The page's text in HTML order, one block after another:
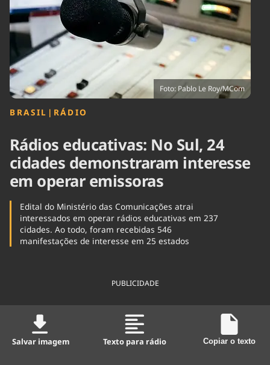
Ciência &
Tecnologia
Cinema
Educação
Infraestrutura
Internacional
Saúde
Tempo
Foto: Pablo Le Roy/MCom
BRASIL | RÁDIO
Rádios educativas: No Sul, 24
cidades demonstraram interesse
em operar emissoras
Edital do Ministério das Comunicações atrai
interessados em operar rádios educativas em 237
cidades. Ao todo, foram recebidas 546
manifestações de interesse em 25 estados
PUBLICIDADE
Salvar imagem Texto para rádio Copiar o texto